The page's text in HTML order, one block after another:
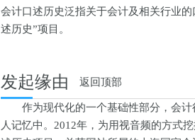
会计口述历史泛指关于会计及相关行业
述历史”项目。
发起缘由 返回顶部
作为现代化的一个基础性部分，会计
人记忆中。2012年，为用视音频的方式